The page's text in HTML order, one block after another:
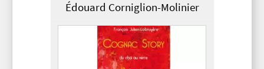
Édouard Corniglion-Molinier